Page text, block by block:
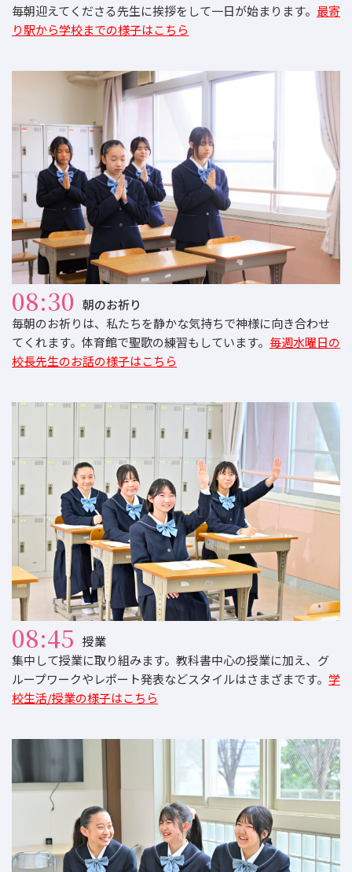
毎朝迎えてくださる先生に挨拶をして一日が始まります。 最寄
り駅から学校までの様子はこちら
08:30 朝のお祈り
毎朝のお祈りは、私たちを静かな気持ちで神様に向き合わせ
てくれます。体育館で聖歌の練習もしています。 毎週水曜日の
校長先生のお話の様子はこちら
08:45 授業
集中して授業に取り組みます。教科書中心の授業に加え、グ
ループワークやレポート発表などスタイルはさまざまです。 学
校生活/授業の様子はこちら